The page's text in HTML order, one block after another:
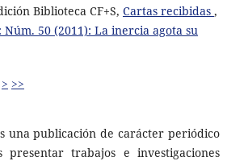
Biblioteca CF+S, Cartas recibidas ,
Núm. 50 (2011): La inercia agota su
> >>
una publicación de carácter periódico
presentar trabajos e investigaciones